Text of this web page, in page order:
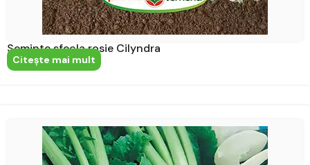
Seminte sfecla rosie Cilyndra
Citeşte mai mult